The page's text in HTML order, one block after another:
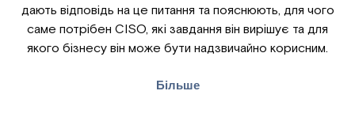
дають відповідь на це питання та пояснюють, для чого
саме потрібен CISO, які завдання він вирішує та для
якого бізнесу він може бути надзвичайно корисним.
Більше